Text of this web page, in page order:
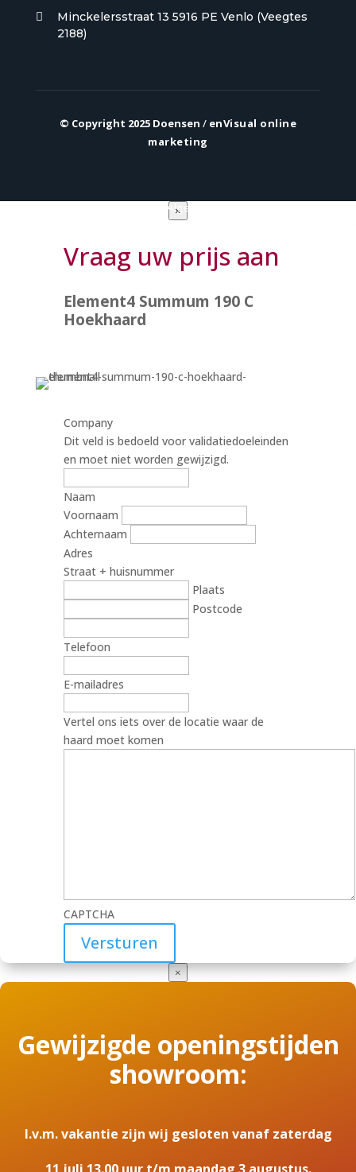

Minckelersstraat 13 5916 PE Venlo (Veegtes
2188)
© Copyright 2025 Doensen / enVisual online
marketing
Algemene voorwaarden
×
Vraag uw prijs aan
Element4 Summum 190 C
Hoekhaard
Company
Dit veld is bedoeld voor validatiedoeleinden
en moet niet worden gewijzigd.
Naam
Voornaam
Achternaam
Adres
Straat + huisnummer
Plaats
Postcode
Telefoon
E-mailadres
Vertel ons iets over de locatie waar de
haard moet komen
CAPTCHA
×
Gewijzigde openingstijden
showroom:
I.v.m. vakantie zijn wij gesloten vanaf zaterdag